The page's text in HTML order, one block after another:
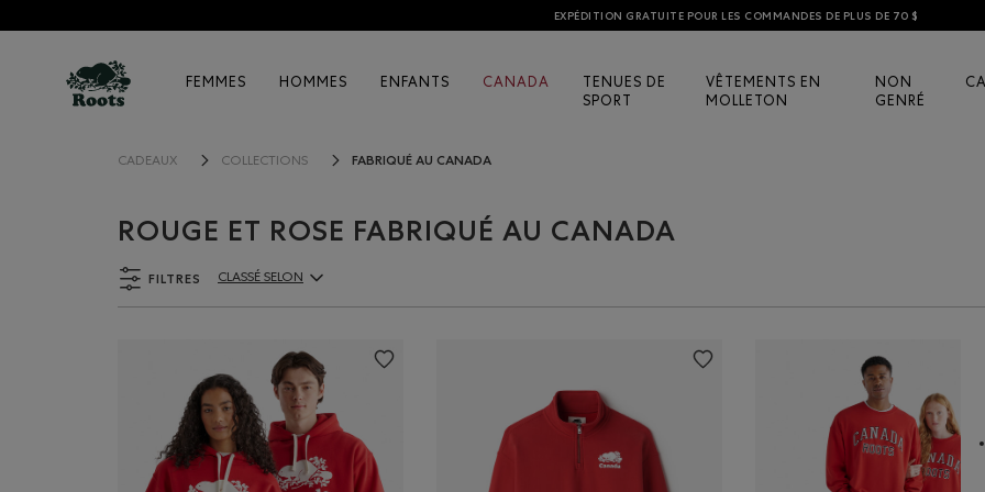
EXPÉDITION GRATUITE POUR LES COMMANDES DE PLUS DE 70 $
FEMMES HOMMES ENFANTS CANADA
TENUES DE
SPORT
VÊTEMENTS EN
MOLLETON
NON
GENRÉ
CADEAUX COLLECTIONS FABRIQUÉ AU CANADA
ROUGE ET ROSE FABRIQUÉ AU CANADA
FILTRES
ClassÃ© selon Articles:
CLASSÉ SELON